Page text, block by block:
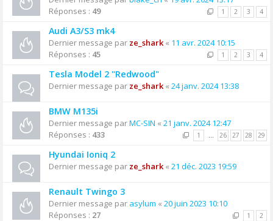
Réponses : 49 1 2 3 4
Audi A3/S3 mk4
Dernier message par ze_shark« 11 avr. 2024 10:15
Réponses : 45 1 2 3 4
Tesla Model 2 "Redwood"
Dernier message par ze_shark« 24 janv. 2024 13:38
BMW M135i
Dernier message parMC-SIN « 21 janv. 2024 12:47
Réponses : 433 1 … 26 27 28 29
Hyundai Ioniq 2
Dernier message par ze_shark« 21 déc. 2023 19:59
Renault Twingo 3
Dernier message par asylum « 20 juin 2023 10:10
Réponses : 27 1 2